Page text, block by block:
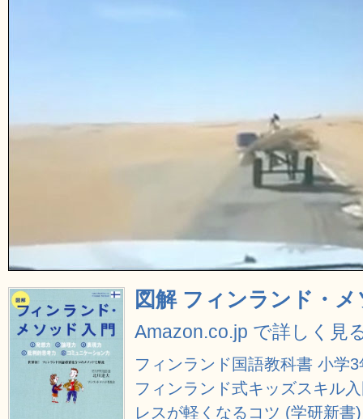
図解 フィンランド・
Amazon.co.jp で詳しく見
フィンランド国語教科書 小学
フィンランド式キッズスキル
レスが軽くなるコツ (学研新書)